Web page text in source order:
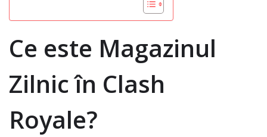
Ce este Magazinul
Zilnic în Clash
Royale?